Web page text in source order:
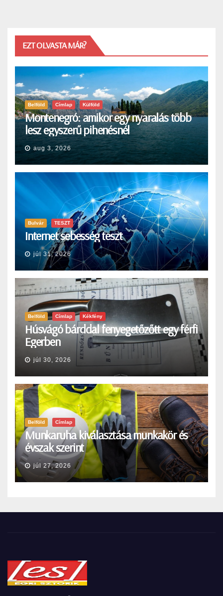
EZT OLVASTA MÁR?
Belföld Címlap Külföld
Montenegró: amikor egy nyaralás több
lesz egyszerű pihenésnél
aug 3, 2026
Bulvár TESZT
Internet sebesség teszt
júl 31, 2026
Belföld Címlap Kékfény
Húsvágó bárddal fenyegetőzőtt egy férfi
Egerben
júl 30, 2026
Belföld Címlap
Munkaruha kiválasztása munkakör és
évszak szerint
júl 27, 2026